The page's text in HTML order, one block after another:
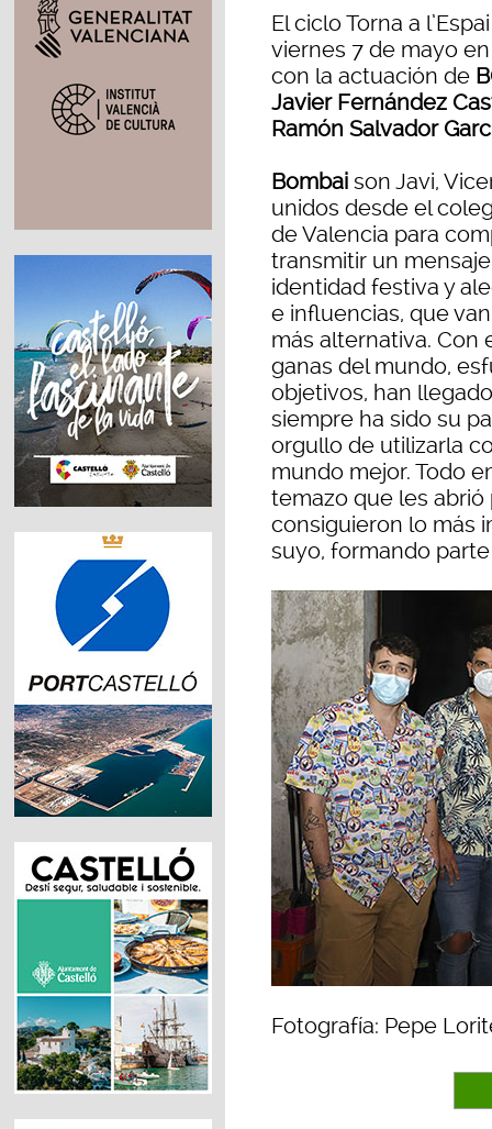
El ciclo Torna a
viernes 7 de mayo
con la actuación de
Javier Fernández
Ramón Salvador
Bombai son Javi,
unidos desde el
de Valencia para
transmitir un
identidad festiva y
e influencias, que
más alternativa. Con
ganas del mundo,
objetivos, han
siempre ha sido su
orgullo de utilizarla
mundo mejor. Todo
temazo que les abrió
consiguieron lo más
suyo, formando
Fotografía: Pepe